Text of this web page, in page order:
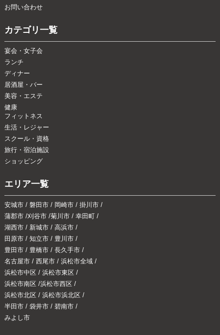
お問い合わせ
カテゴリ一覧
宴会・女子会
ランチ
ディナー
居酒屋・バー
美容・エステ
健康
フィットネス
生活・レジャー
スクール・資格
旅行・宿泊施設
ショッピング
エリア一覧
安城市/ 磐田市/ 岡崎市/ 掛川市/
蒲郡市/刈谷市/菊川市/ 幸田町/
湖西市/ 新城市/ 高浜市/
田原市/ 知立市/ 豊川市/
豊田市/ 豊橋市/ 長久手市/
名古屋市/ 西尾市/ 浜松市全域/
浜松市中区 / 浜松市東区 /
浜松市南区 /浜松市西区 /
浜松市北区 / 浜松市浜北区 /
半田市/ 袋井市/ 碧南市/
みよし市